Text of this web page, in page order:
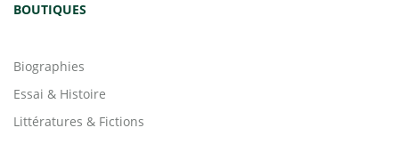
BOUTIQUES
Biographies
Essai & Histoire
Littératures & Fictions